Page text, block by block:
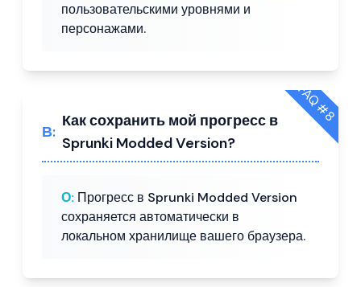
пользовательскими уровнями и
персонажами.
FAQ #
8
В:
Как сохранить мой прогресс в
Sprunki Modded Version?
О: Прогресс в Sprunki Modded Version
сохраняется автоматически в
локальном хранилище вашего браузера.